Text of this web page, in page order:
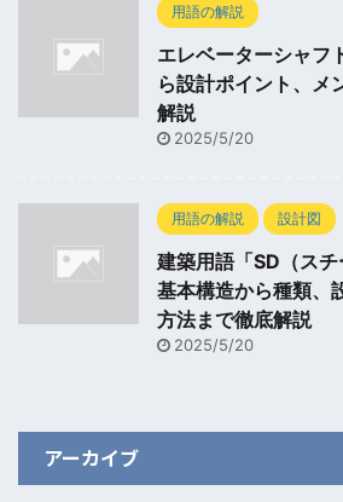
用語の解説
エレベーターシャフ
ら設計ポイント、メ
解説
2025/5/20
用語の解説 設計図
建築用語「SD（ス
基本構造から種類、
方法まで徹底解説
2025/5/20
アーカイブ